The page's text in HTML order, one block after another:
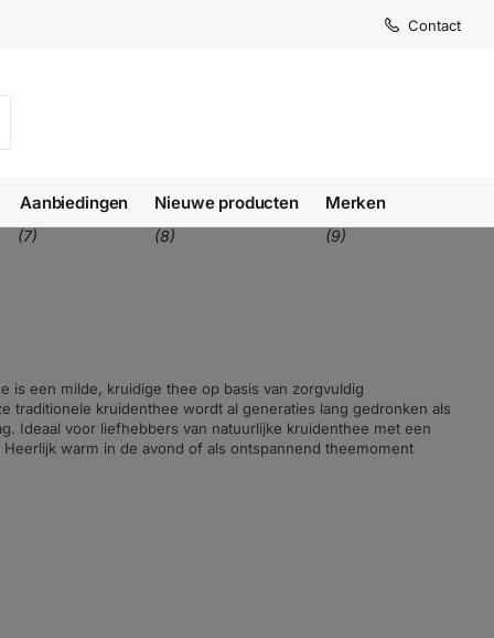
Contact
Aanbiedingen
(7)
Nieuwe producten
(8)
Merken
(9)
is een milde, kruidige thee op basis van zorgvuldig
traditionele kruidenthee wordt al generaties lang gedronken als
Ideaal voor liefhebbers van natuurlijke kruidenthee met een
warm in de avond of als ontspannend theemoment